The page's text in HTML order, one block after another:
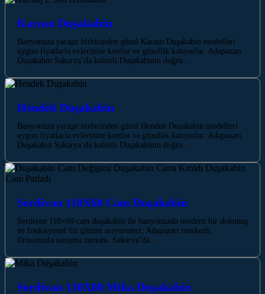
Karasu Duşakabin
Banyonuza yaraşır birbirinden güzel Karasu Duşakabin modelleri
uygun fiyatlarla evlerinize konfor ve güzellik katıyorlar. Adapazarı
Duşakabin Sakarya’da kaliteli Duşakabinin doğru…
Hendek Duşakabin
Banyonuza yaraşır birbirinden güzel Hendek Duşakabin modelleri
uygun fiyatlarla evlerinize konfor ve güzellik katıyorlar. Adapazarı
Duşakabin Sakarya’da kaliteli Duşakabinin doğru…
Serdivan 110X60 Cam Duşakabin
Serdivan 110×60 cam duşakabin ile banyonuzda modern bir dokunuş
ve fonksiyonel bir çözüm arıyorsanız, Adapazarı merkezli
firmamızla tanışma zamanı. Sakarya’da…
Serdivan 130X80 Mika Duşakabin